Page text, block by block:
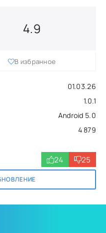
01.03.26
1.0.1
Android 5.0
4 879
4.9
В избранное
24 25